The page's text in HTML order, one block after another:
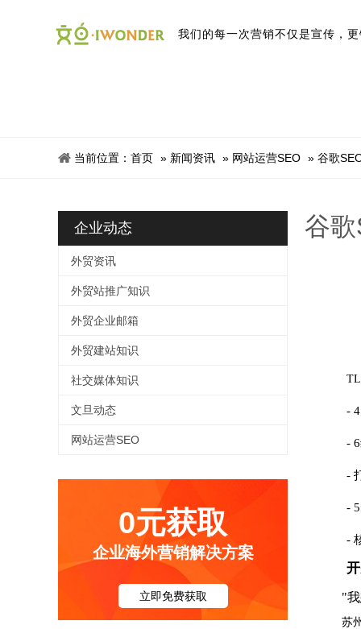
我们的每一次营销不仅是宣传 ，更
当前位置： 首页 » 新闻资讯 » 网站运营SEO » 谷歌
企业动态
外贸资讯
外贸站推广知识
外贸企业邮箱
外贸建站知识
社交媒体知识
文旦动态
网站运营SEO
0元获取
企业海外营销解决方案
立即免费获取
谷
-
-
-
-
-
"
苏